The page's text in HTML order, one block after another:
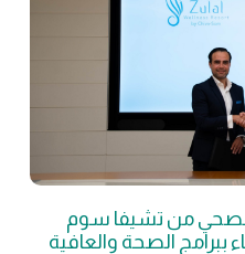
من تشيفا سوم
ببرامج الصحة والعافية